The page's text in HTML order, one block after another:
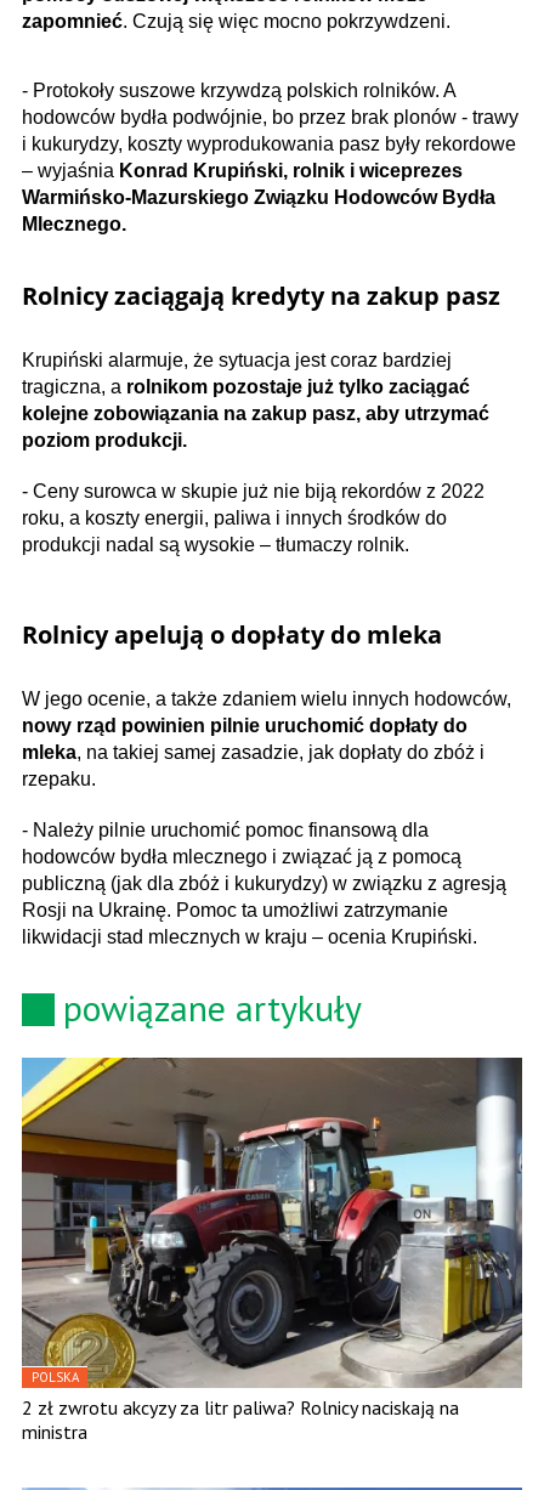
zapomnieć. Czują się więc mocno pokrzywdzeni.
- Protokoły suszowe krzywdzą polskich rolników. A
hodowców bydła podwójnie, bo przez brak plonów - trawy
i kukurydzy, koszty wyprodukowania pasz były rekordowe
– wyjaśnia Konrad Krupiński, rolnik i wiceprezes
Warmińsko-Mazurskiego Związku Hodowców Bydła
Mlecznego.
Rolnicy zaciągają kredyty na zakup pasz
Krupiński alarmuje, że sytuacja jest coraz bardziej
tragiczna, a rolnikom pozostaje już tylko zaciągać
kolejne zobowiązania na zakup pasz, aby utrzymać
poziom produkcji.
- Ceny surowca w skupie już nie biją rekordów z 2022
roku, a koszty energii, paliwa i innych środków do
produkcji nadal są wysokie – tłumaczy rolnik.
Rolnicy apelują o dopłaty do mleka
W jego ocenie, a także zdaniem wielu innych hodowców,
nowy rząd powinien pilnie uruchomić dopłaty do
mleka, na takiej samej zasadzie, jak dopłaty do zbóż i
rzepaku.
- Należy pilnie uruchomić pomoc finansową dla
hodowców bydła mlecznego i związać ją z pomocą
publiczną (jak dla zbóż i kukurydzy) w związku z agresją
Rosji na Ukrainę. Pomoc ta umożliwi zatrzymanie
likwidacji stad mlecznych w kraju – ocenia Krupiński.
powiązane artykuły
POLSKA
2 zł zwrotu akcyzy za litr paliwa? Rolnicy naciskają na
ministra